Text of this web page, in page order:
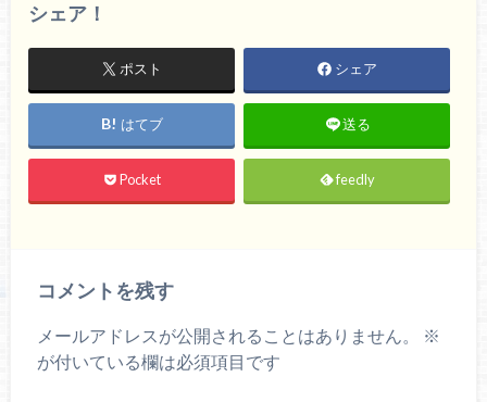
シェア！
ポスト シェア
はてブ 送る
Pocket feedly
コメントを残す
メールアドレスが公開されることはありません。
※
が付いている欄は必須項目です